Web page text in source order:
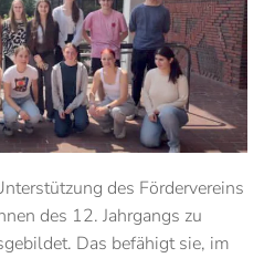
des Fördervereins
des 12. Jahrgangs zu
Das befähigt sie, im